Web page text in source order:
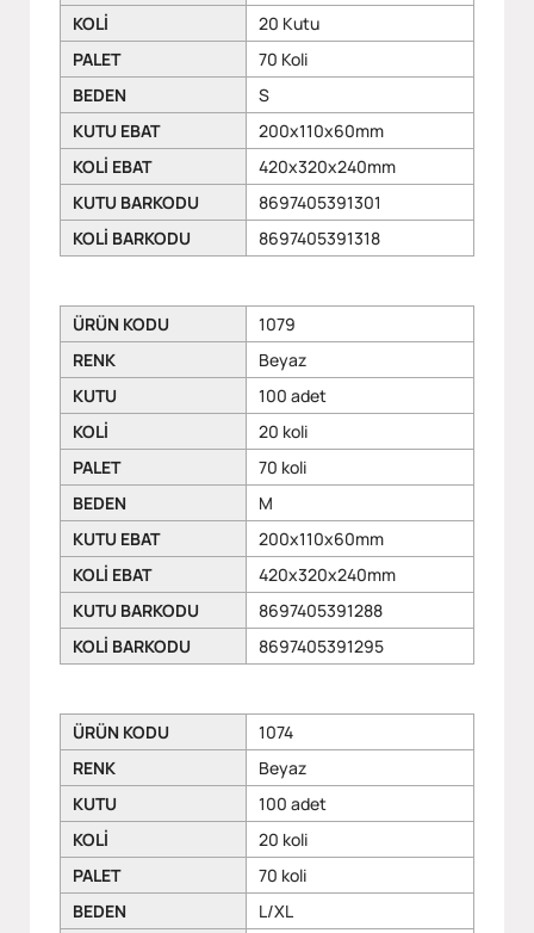
KOLİ
20 Kutu
PALET
70 Koli
BEDEN
S
KUTU EBAT
200x110x60mm
KOLİ EBAT
420x320x240mm
KUTU BARKODU
8697405391301
KOLİ BARKODU
8697405391318
ÜRÜN KODU
1079
RENK
Beyaz
KUTU
100 adet
KOLİ
20 koli
PALET
70 koli
BEDEN
M
KUTU EBAT
200x110x60mm
KOLİ EBAT
420x320x240mm
KUTU BARKODU
8697405391288
KOLİ BARKODU
8697405391295
ÜRÜN KODU
1074
RENK
Beyaz
KUTU
100 adet
KOLİ
20 koli
PALET
70 koli
BEDEN
L/XL